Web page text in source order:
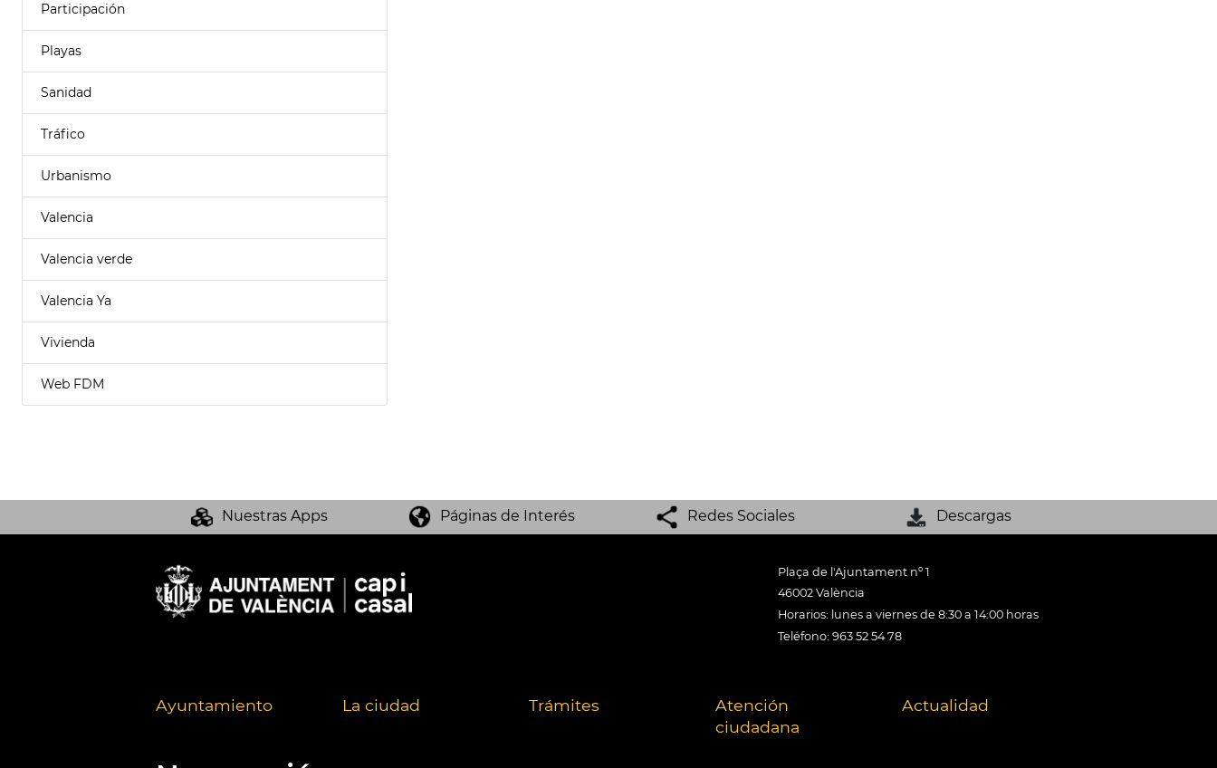
Participación
Playas
Sanidad
Tráfico
Urbanismo
Valencia
Valencia verde
Valencia Ya
Vivienda
Web FDM
Nuestras Apps Páginas de Interés Redes Sociales Descargas
Plaça de l'Ajuntament nº 1
46002 València
Horarios: lunes a viernes de 8:30 a 14:00 horas
Teléfono: 963 52 54 78
Ayuntamiento La ciudad Trámites
Atención
ciudadana
Actualidad